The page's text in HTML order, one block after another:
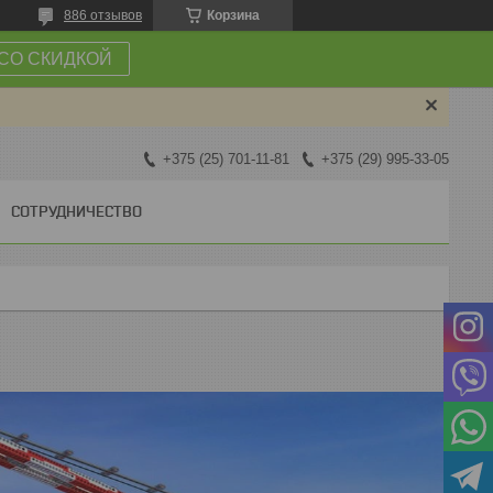
Корзина
886 отзывов
СКИДКОЙ
+375 (25) 701-11-81 +375 (29) 995-33-05
СОТРУДНИЧЕСТВО